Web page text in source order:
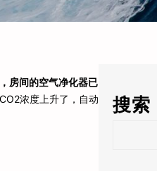
房间的空气净化器已
浓度上升了，自动
搜索